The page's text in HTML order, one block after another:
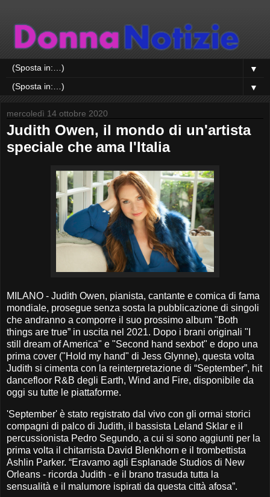
▼
▼
mercoledì 14 ottobre 2020
Judith Owen, il mondo di un'artista
speciale che ama l'Italia
MILANO - Judith Owen, pianista, cantante e comica di fama
mondiale, prosegue senza sosta la pubblicazione di singoli
che andranno a comporre il suo prossimo album "Both
things are true” in uscita nel 2021. Dopo i brani originali "I
still dream of America" e "Second hand sexbot" e dopo una
prima cover ("Hold my hand" di Jess Glynne), questa volta
Judith si cimenta con la reinterpretazione di “September”, hit
dancefloor R&B degli Earth, Wind and Fire, disponibile da
oggi su tutte le piattaforme.
'September' è stato registrato dal vivo con gli ormai storici
compagni di palco di Judith, il bassista Leland Sklar e il
percussionista Pedro Segundo, a cui si sono aggiunti per la
prima volta il chitarrista David Blenkhorn e il trombettista
Ashlin Parker. “Eravamo agli Esplanade Studios di New
Orleans - ricorda Judith - e il brano trasuda tutta la
sensualità e il malumore ispirati da questa città afosa”.